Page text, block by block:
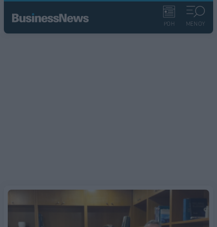
ΡΟΗ ΜΕΝΟΥ